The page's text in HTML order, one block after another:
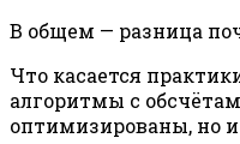
В общем — разница
Что касается
алгоритмы с
оптимизированы, но